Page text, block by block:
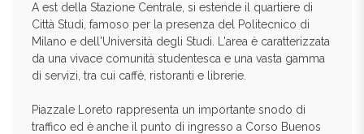
A est della Stazione Centrale, si estende il quartiere di
Città Studi, famoso per la presenza del Politecnico di
Milano e dell'Università degli Studi. L'area è caratterizzata
da una vivace comunità studentesca e una vasta gamma
di servizi, tra cui caffè, ristoranti e librerie.
Piazzale Loreto rappresenta un importante snodo di
traffico ed è anche il punto di ingresso a Corso Buenos